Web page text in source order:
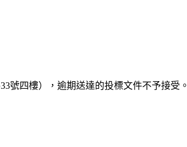
33號四樓），逾期送達的投標文件不予接受。